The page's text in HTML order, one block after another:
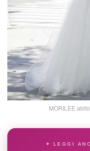
MORILEE
✦ LEGGI